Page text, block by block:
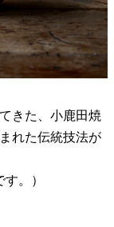
きた、小鹿田焼
れた伝統技法が
。）